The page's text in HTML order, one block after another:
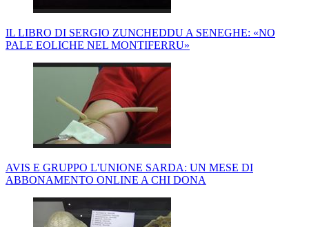
IL LIBRO DI SERGIO ZUNCHEDDU A SENEGHE: «NO
PALE EOLICHE NEL MONTIFERRU»
AVIS E GRUPPO L'UNIONE SARDA: UN MESE DI
ABBONAMENTO ONLINE A CHI DONA